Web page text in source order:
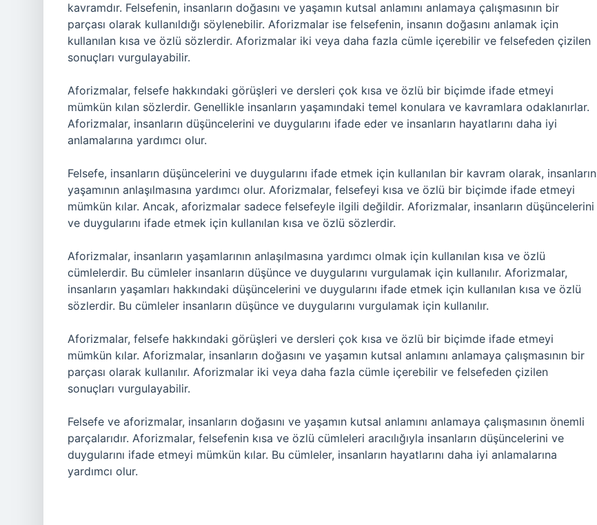
kavramdır. Felsefenin, insanların doğasını ve yaşamın kutsal anlamını anlamaya çalışmasının bir
parçası olarak kullanıldığı söylenebilir. Aforizmalar ise felsefenin, insanın doğasını anlamak için
kullanılan kısa ve özlü sözlerdir. Aforizmalar iki veya daha fazla cümle içerebilir ve felsefeden çizilen
sonuçları vurgulayabilir.
Aforizmalar, felsefe hakkındaki görüşleri ve dersleri çok kısa ve özlü bir biçimde ifade etmeyi
mümkün kılan sözlerdir. Genellikle insanların yaşamındaki temel konulara ve kavramlara odaklanırlar.
Aforizmalar, insanların düşüncelerini ve duygularını ifade eder ve insanların hayatlarını daha iyi
anlamalarına yardımcı olur.
Felsefe, insanların düşüncelerini ve duygularını ifade etmek için kullanılan bir kavram olarak, insanların
yaşamının anlaşılmasına yardımcı olur. Aforizmalar, felsefeyi kısa ve özlü bir biçimde ifade etmeyi
mümkün kılar. Ancak, aforizmalar sadece felsefeyle ilgili değildir. Aforizmalar, insanların düşüncelerini
ve duygularını ifade etmek için kullanılan kısa ve özlü sözlerdir.
Aforizmalar, insanların yaşamlarının anlaşılmasına yardımcı olmak için kullanılan kısa ve özlü
cümlelerdir. Bu cümleler insanların düşünce ve duygularını vurgulamak için kullanılır. Aforizmalar,
insanların yaşamları hakkındaki düşüncelerini ve duygularını ifade etmek için kullanılan kısa ve özlü
sözlerdir. Bu cümleler insanların düşünce ve duygularını vurgulamak için kullanılır.
Aforizmalar, felsefe hakkındaki görüşleri ve dersleri çok kısa ve özlü bir biçimde ifade etmeyi
mümkün kılar. Aforizmalar, insanların doğasını ve yaşamın kutsal anlamını anlamaya çalışmasının bir
parçası olarak kullanılır. Aforizmalar iki veya daha fazla cümle içerebilir ve felsefeden çizilen
sonuçları vurgulayabilir.
Felsefe ve aforizmalar, insanların doğasını ve yaşamın kutsal anlamını anlamaya çalışmasının önemli
parçalarıdır. Aforizmalar, felsefenin kısa ve özlü cümleleri aracılığıyla insanların düşüncelerini ve
duygularını ifade etmeyi mümkün kılar. Bu cümleler, insanların hayatlarını daha iyi anlamalarına
yardımcı olur.